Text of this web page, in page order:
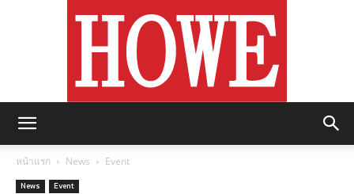
หน้าแรก News Event
News Event